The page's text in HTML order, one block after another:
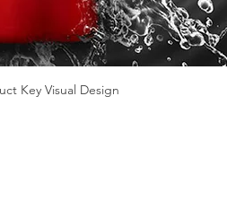
Key Visual Design